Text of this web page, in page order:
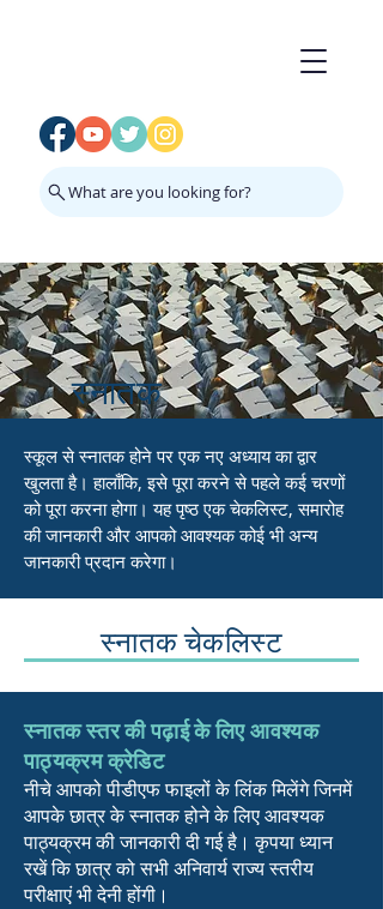
What are you looking for?
स्नातक
स्कूल से स्नातक होने पर एक नए अध्याय का द्वार
खुलता है। हालाँकि, इसे पूरा करने से पहले कई चरणों
को पूरा करना होगा। यह पृष्ठ एक चेकलिस्ट, समारोह
की जानकारी और आपको आवश्यक कोई भी अन्य
जानकारी प्रदान करेगा।
स्नातक चेकलिस्ट
स्नातक स्तर की पढ़ाई के लिए आवश्यक
पाठ्यक्रम क्रेडिट
नीचे आपको पीडीएफ फाइलों के लिंक मिलेंगे जिनमें
आपके छात्र के स्नातक होने के लिए आवश्यक
पाठ्यक्रम की जानकारी दी गई है। कृपया ध्यान
रखें कि छात्र को सभी अनिवार्य राज्य स्तरीय
परीक्षाएं भी देनी होंगी।